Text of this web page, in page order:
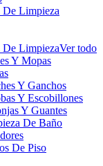
De Limpieza
De LimpiezaVer todo
Y Mopas
Y Ganchos
Y Escobillones
Y Guantes
De Baño
De Piso